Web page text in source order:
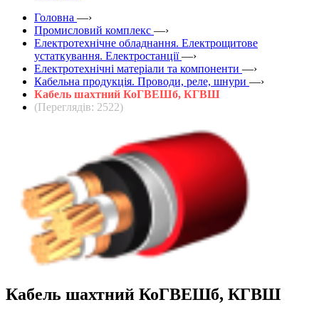
Головна —›
Промисловий комплекс —›
Електротехнічне обладнання. Електрощитове
устаткування. Електростанції —›
Електротехнічні матеріали та компоненти —›
Кабельна продукція. Проводи, реле, шнури —›
Кабель шахтний КоГВЕШб, КГВШ
(Переглядів: 2522)
Кабель шахтний КоГВЕШб, КГВШ